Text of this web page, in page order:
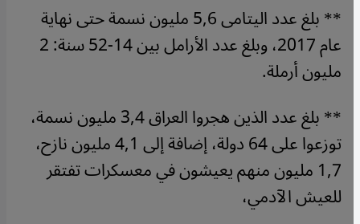
** بلغ عدد اليتامى 5,6 مليون نسمة حتى نهاية
عام 2017، وبلغ عدد الأرامل بين 14-52 سنة: 2
مليون أرملة.
** بلغ عدد الذين هجروا العراق 3,4 مليون نسمة،
توزعوا على 64 دولة، إضافة إلى 4,1 مليون نازح،
1,7 مليون منهم يعيشون في معسكرات تفتقر
للعيش الآدمي،